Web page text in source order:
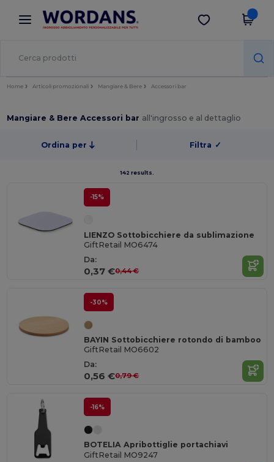
× App Wordans
Prezzi migliori sull'app!
Scarica app
Home Articoli promozionali Mangiare & Bere Accessori bar
Mangiare & Bere Accessori bar all'ingrosso e al dettaglio
Ordina per Filtra ✓
142 results.
-15%
LIENZO Sottobicchiere da sublimazione
GiftRetail MO6474
Da:
0,37 €0,44 €
-30%
BAYIN Sottobicchiere rotondo di bamboo
GiftRetail MO6602
Da:
0,56 €0,79 €
-16%
BOTELIA Apribottiglie portachiavi
GiftRetail MO9247